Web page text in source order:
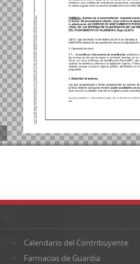
Calendario del Contribuyente
Farmacias de Guardia